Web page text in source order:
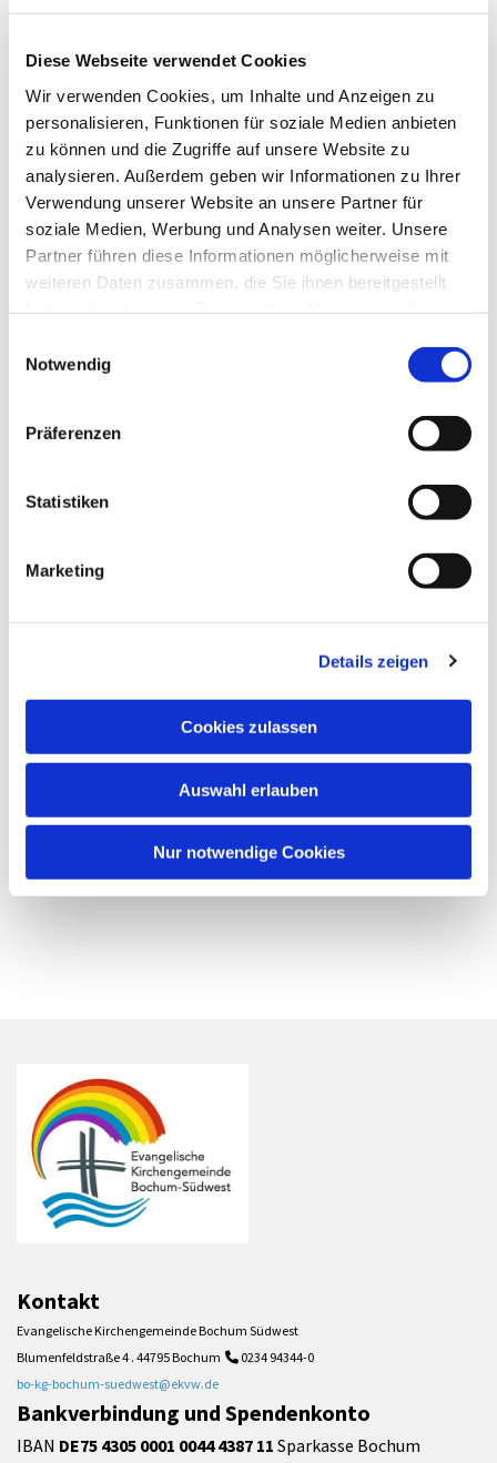
Diese Webseite verwendet Cookies
Wir verwenden Cookies, um Inhalte und Anzeigen zu
personalisieren, Funktionen für soziale Medien anbieten
zu können und die Zugriffe auf unsere Website zu
analysieren. Außerdem geben wir Informationen zu Ihrer
Verwendung unserer Website an unsere Partner für
soziale Medien, Werbung und Analysen weiter. Unsere
Partner führen diese Informationen möglicherweise mit
weiteren Daten zusammen, die Sie ihnen bereitgestellt
Notwendig
Präferenzen
Statistiken
Marketing
Details zeigen
Cookies zulassen
Auswahl erlauben
Nur notwendige Cookies
Dies könnte Sie auch interessieren
Kontakt
Evangelische Kirchengemeinde Bochum Südwest
Blumenfeldstraße 4 . 44795 Bochum  0234 94344-0
bo-kg-bochum-suedwest@ekvw.de
Bankverbindung und Spendenkonto
IBAN DE75 4305 0001 0044 4387 11 Sparkasse Bochum